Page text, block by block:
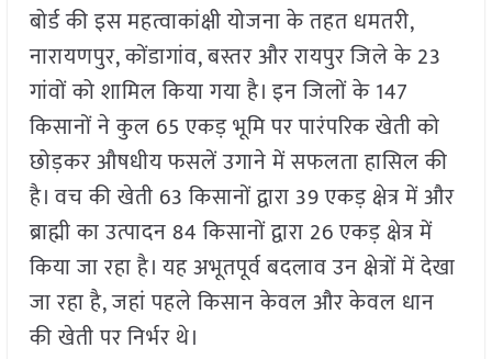
बोर्ड की इस महत्वाकांक्षी योजना के तहत धमतरी,
नारायणपुर, कोंडागांव, बस्तर और रायपुर जिले के 23
गांवों को शामिल किया गया है। इन जिलों के 147
किसानों ने कुल 65 एकड़ भूमि पर पारंपरिक खेती को
छोड़कर औषधीय फसलें उगाने में सफलता हासिल की
है। वच की खेती 63 किसानों द्वारा 39 एकड़ क्षेत्र में और
ब्राह्मी का उत्पादन 84 किसानों द्वारा 26 एकड़ क्षेत्र में
किया जा रहा है। यह अभूतपूर्व बदलाव उन क्षेत्रों में देखा
जा रहा है, जहां पहले किसान केवल और केवल धान
की खेती पर निर्भर थे।